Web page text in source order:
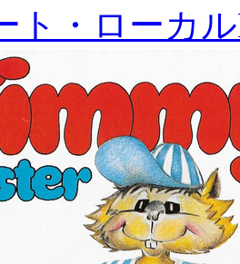
ト・ローカル